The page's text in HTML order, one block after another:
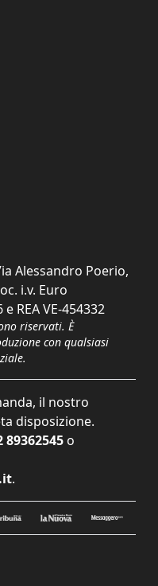
Alessandro Poerio,
i.v. Euro
REA VE-454332
riservati. È
con qualsiasi
il nostro
disposizione.
89362545 o
.